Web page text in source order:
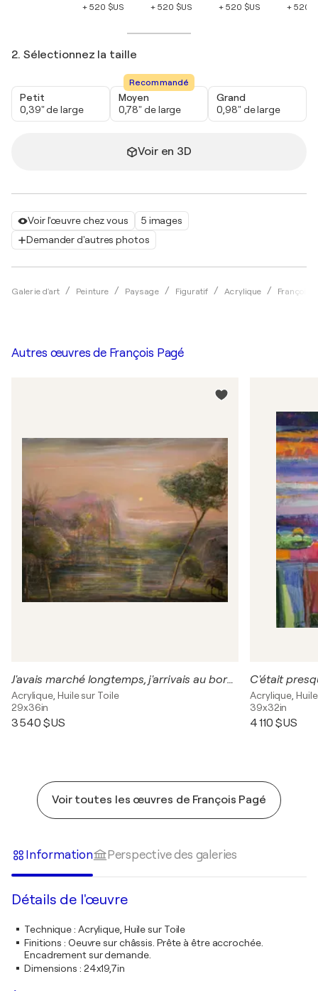
Voir l'œuvre chez vous
5 images
Demander d'autres photos
Galerie d'art Peinture Paysage Figuratif Acrylique François
+ 520 $US
+ 520 $US
+ 520 $US
+ 520
2. Sélectionnez la taille
Petit
0,39" de large
Recommandé
Moyen
0,78" de large
Grand
0,98" de large
Voir en 3D
Autres œuvres de François Pagé
J'avais marché longtemps, j'arrivais au bord de la nuit. Le vent du sud jaune rendait au paysage encore tiède d'odorantes ombres mauves.
Acrylique, Huile sur Toile
29x36in
3 540 $US
Acrylique,
39x32in
4 110 $US
Voir toutes les œuvres de François Pagé
Information Perspective des galeries
Détails de l'œuvre
Technique: Acrylique, Huile sur Toile
Finitions : Oeuvre sur châssis. Prête à être accrochée.
Encadrement sur demande.
Dimensions : 24x19,7in